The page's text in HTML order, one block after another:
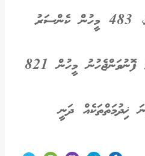
2023-2025އަށް، 483 މީހުން ކެންސަރު
އެހެނިހެން ބަލިތަކަށް ފޮނުވަންޖެހުނު މީހުން 821
ޚިދުމަތްތަކެއް ދަނީ